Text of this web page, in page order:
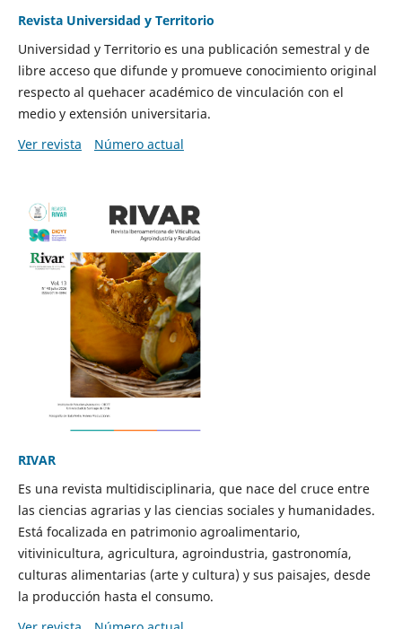
Revista Universidad y Territorio
Universidad y Territorio es una publicación semestral y de
libre acceso que difunde y promueve conocimiento original
respecto al quehacer académico de vinculación con el
medio y extensión universitaria.
Ver revista
Número actual
RIVAR
Es una revista multidisciplinaria, que nace del cruce entre
las ciencias agrarias y las ciencias sociales y humanidades.
Está focalizada en patrimonio agroalimentario,
vitivinicultura, agricultura, agroindustria, gastronomía,
culturas alimentarias (arte y cultura) y sus paisajes, desde
la producción hasta el consumo.